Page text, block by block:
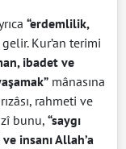
“erdemlilik,
Kur’an terimi
ibadet ve
mânasına
rahmeti ve
bunu, “saygı
insanı Allah’a